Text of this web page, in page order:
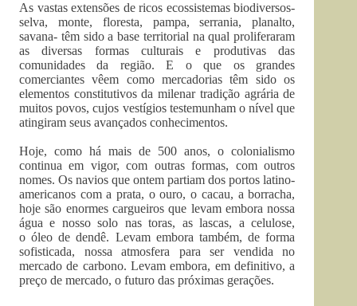
As vastas extensões de ricos ecossistemas biodiversos-
selva, monte, floresta, pampa, serrania, planalto,
savana- têm sido a base territorial na qual proliferaram
as diversas formas culturais e produtivas das
comunidades da região. E o que os grandes
comerciantes vêem como mercadorias têm sido os
elementos constitutivos da milenar tradição agrária de
muitos povos, cujos vestígios testemunham o nível que
atingiram seus avançados conhecimentos.
Hoje, como há mais de 500 anos, o colonialismo
continua em vigor, com outras formas, com outros
nomes. Os navios que ontem partiam dos portos latino-
americanos com a prata, o ouro, o cacau, a borracha,
hoje são enormes cargueiros que levam embora nossa
água e nosso solo nas toras, as lascas, a celulose,
o óleo de dendê. Levam embora também, de forma
sofisticada, nossa atmosfera para ser vendida no
mercado de carbono. Levam embora, em definitivo, a
preço de mercado, o futuro das próximas gerações.